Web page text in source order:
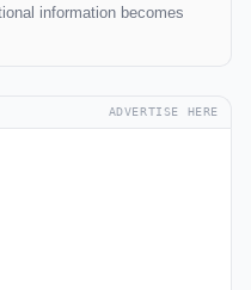
information becomes
ADVERTISE HERE